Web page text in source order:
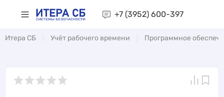
+7 (3952) 600-397
Итера СБ Учёт рабочего времени Программное